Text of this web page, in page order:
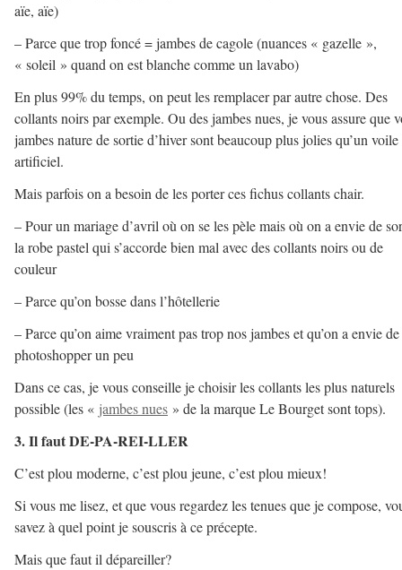
aïe, aïe)
– Parce que trop foncé = jambes de cagole (nuances « gazelle »,
« soleil » quand on est blanche comme un lavabo)
En plus 99% du temps, on peut les remplacer par autre chose. Des
collants noirs par exemple. Ou des jambes nues, je vous assure que
jambes nature de sortie d’hiver sont beaucoup plus jolies qu’un voile
artificiel.
Mais parfois on a besoin de les porter ces fichus collants chair.
– Pour un mariage d’avril où on se les pèle mais où on a envie de
la robe pastel qui s’accorde bien mal avec des collants noirs ou de
couleur
– Parce qu’on bosse dans l’hôtellerie
– Parce qu’on aime vraiment pas trop nos jambes et qu’on a envie
photoshopper un peu
Dans ce cas, je vous conseille je choisir les collants les plus naturels
possible (les « jambes nues » de la marque Le Bourget sont tops).
3. Il faut DE-PA-REI-LLER
C’est plou moderne, c’est plou jeune, c’est plou mieux!
Si vous me lisez, et que vous regardez les tenues que je compose,
savez à quel point je souscris à ce précepte.
Mais que faut il dépareiller?